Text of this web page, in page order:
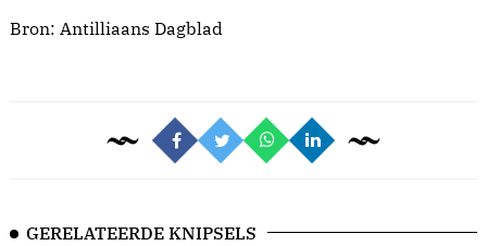
Bron: Antilliaans Dagblad
GERELATEERDE KNIPSELS